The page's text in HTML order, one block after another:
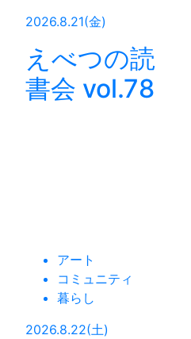
2026.8.21(金)
えべつの読
書会 vol.78
アート
コミュニティ
暮らし
2026.8.22(土)